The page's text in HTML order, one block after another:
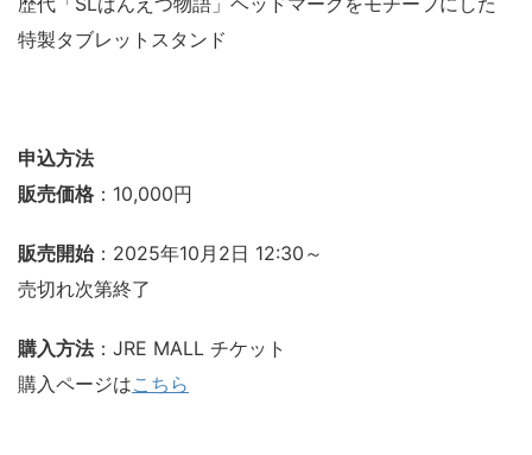
特製タブレットスタンド
申込方法
販売価格 ：10,000円
販売開始：2025年10月2日 12:30～
売切れ次第終了
購入方法：JRE MALL チケット
購入ページはこちら